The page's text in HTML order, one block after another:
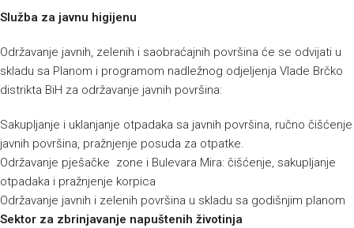
Služba za javnu higijenu
Održavanje javnih, zelenih i saobraćajnih površina će se odvijati u
skladu sa Planom i programom nadležnog odjeljenja Vlade Brčko
distrikta BiH za održavanje javnih površina:
Sakupljanje i uklanjanje otpadaka sa javnih površina, ručno čišćenje
javnih površina, pražnjenje posuda za otpatke.
Održavanje pješačke zone i Bulevara Mira: čišćenje, sakupljanje
otpadaka i pražnjenje korpica
Održavanje javnih i zelenih površina u skladu sa godišnjim planom
Sektor za zbrinjavanje napuštenih životinja